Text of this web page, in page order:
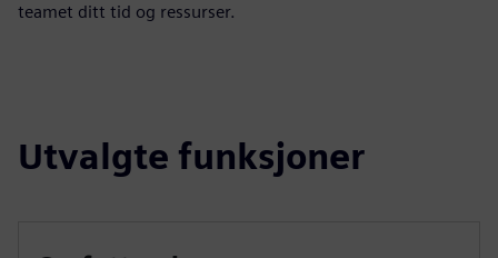
teamet ditt tid og ressurser.
Utvalgte funksjoner